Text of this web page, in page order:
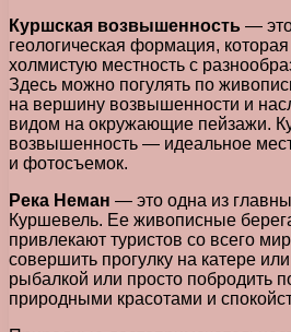
Куршская возвышенность —
геологическая формация,
холмистую местность с
Здесь можно погулять по
на вершину возвышенности и
видом на окружающие пейзажи.
возвышенность — идеальное
и фотосъемок.
Река Неман — это одна из
Куршевель. Ее живописные
привлекают туристов со всего
совершить прогулку на катере
рыбалкой или просто побродить
природными красотами и